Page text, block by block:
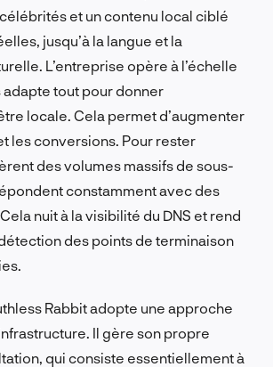
et un contenu local ciblé
jusqu’à la langue et la
L’entreprise opère à l’échelle
adapte tout pour donner
locale. Cela permet d’augmenter
les conversions. Pour rester
des volumes massifs de sous-
constamment avec des
nuit à la visibilité du DNS et rend
des points de terminaison
Rabbit adopte une approche
Il gère son propre
qui consiste essentiellement à